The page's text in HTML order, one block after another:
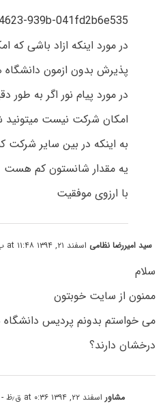
4623-939b-041fd2b6e535
در مورد اینکه ازاد باشی که
پذیرش بدون ازمون
در مورد پیام نور اگر به طور
امکان شرکت نیست میتونید
به اینکه در بین سایر شرکت
یه مقدار شانستون کم هست
با ارزوی موفقیت
سید امیررضا نظامی اسفند ۲۱, ۱۳۹۴ at ۱۱:۴۸ ب٫ظ
سلام
ممنون از سایت خوبتون
می خواستم بدونم پردیس
درخشان دارند؟
مشاوراسفند ۲۲, ۱۳۹۴ at ۰:۳۶ ق٫ظ - Reply